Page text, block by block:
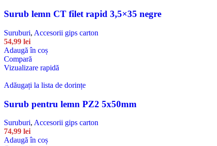
Surub lemn CT filet rapid 3,5×35 negre
Suruburi, Accesorii gips carton
54,99 lei
Adaugă în coș
Compară
Vizualizare rapidă
Adăugați la lista de dorințe
Surub pentru lemn PZ2 5x50mm
Suruburi, Accesorii gips carton
74,99 lei
Adaugă în coș